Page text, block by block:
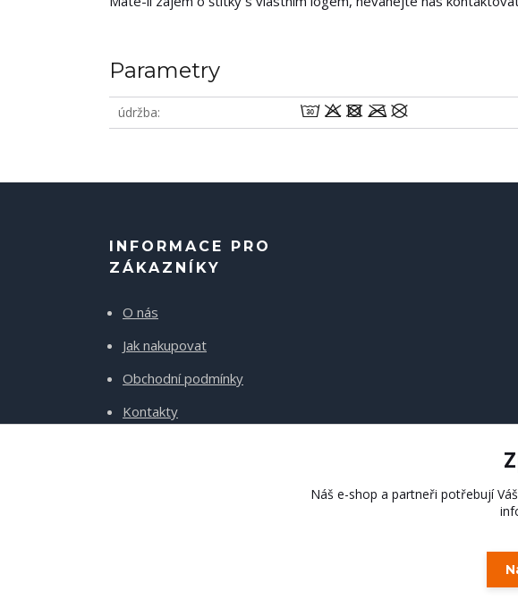
Parametry
údržba wodmU
INFORMACE PRO
ZÁKAZNÍKY
O nás
Jak nakupovat
Obchodní podmínky
Kontakty
Náš e-shop a partneři potřebují Váš